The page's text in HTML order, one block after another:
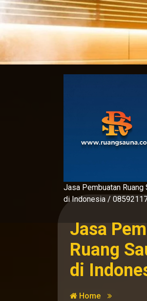
Skip
to
content
Jasa Pembuatan Ruang
di Indonesia /
Jasa
Ruang
di
Home